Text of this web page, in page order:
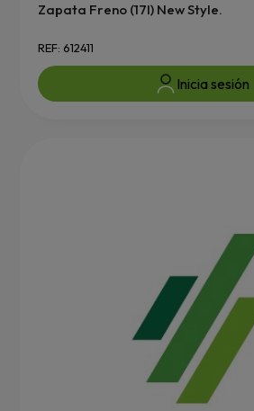
Zapata Freno (17l) New Style.
REF: 612411
Inicia sesión